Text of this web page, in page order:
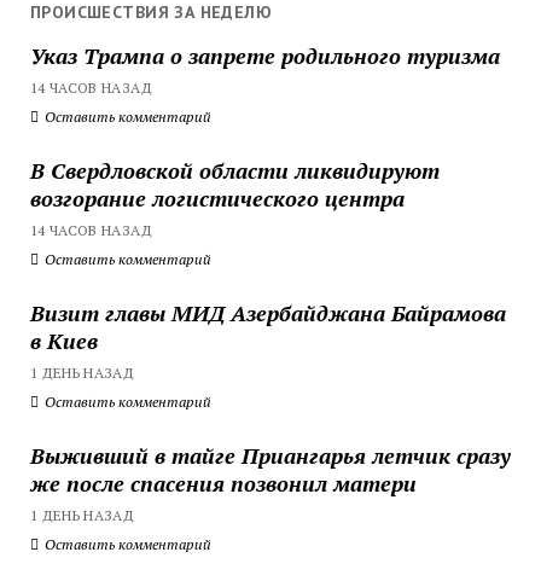
ПРОИСШЕСТВИЯ ЗА НЕДЕЛЮ
Указ Трампа о запрете родильного туризма
14 ЧАСОВ НАЗАД
Оставить комментарий
В Свердловской области ликвидируют
возгорание логистического центра
14 ЧАСОВ НАЗАД
Оставить комментарий
Визит главы МИД Азербайджана Байрамова
в Киев
1 ДЕНЬ НАЗАД
Оставить комментарий
Выживший в тайге Приангарья летчик сразу
же после спасения позвонил матери
1 ДЕНЬ НАЗАД
Оставить комментарий